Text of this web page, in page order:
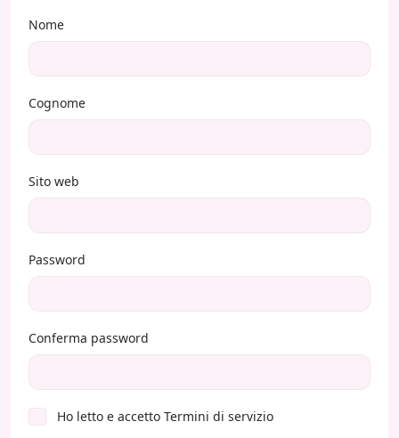
Nome
Cognome
Sito web
Password
Conferma password
Ho letto e accetto Termini di servizio